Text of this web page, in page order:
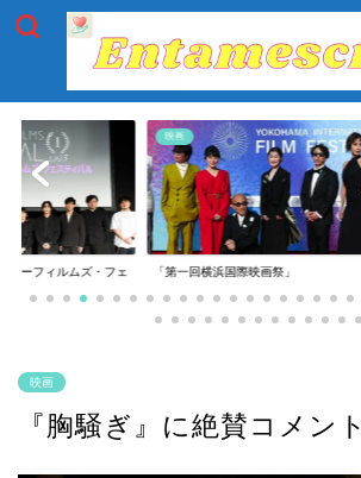
アーフィルムズ・フェ
映画
「第一回横浜国際映画祭」
映画
『胸騒ぎ』に絶賛コメント